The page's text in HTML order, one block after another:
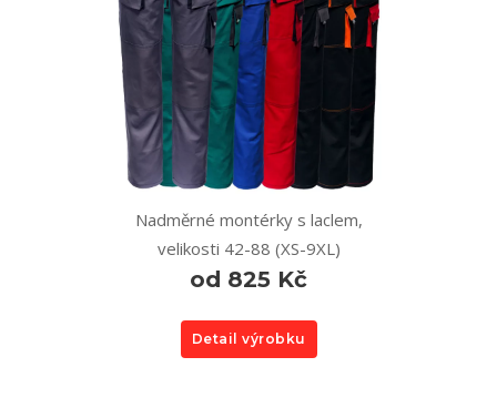
Nadměrné montérky s laclem,
velikosti 42-88 (XS-9XL)
od 825 Kč
Detail výrobku